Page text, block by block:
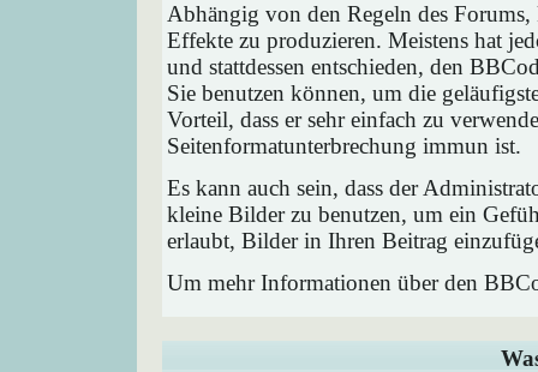
Abhängig von den Regeln des
Effekte zu produzieren. Meistens hat
und stattdessen entschieden, den
Sie benutzen können, um die
Vorteil, dass er sehr einfach zu
Seitenformatunterbrechung immun ist.
Es kann auch sein, dass der
kleine Bilder zu benutzen, um ein
erlaubt, Bilder in Ihren Beitrag
Um mehr Informationen über den